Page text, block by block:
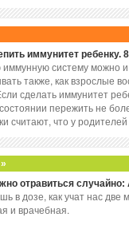
иммунитет ребенку.
иммунную систему можно
также, как взрослые
сделать иммунитет
пережить не
считают, что у
отравиться случайно:
в дозе, как учат нас две
и врачебная.